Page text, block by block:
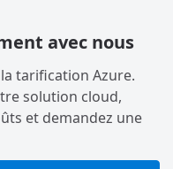
avec nous
tarification Azure.
solution cloud,
et demandez une